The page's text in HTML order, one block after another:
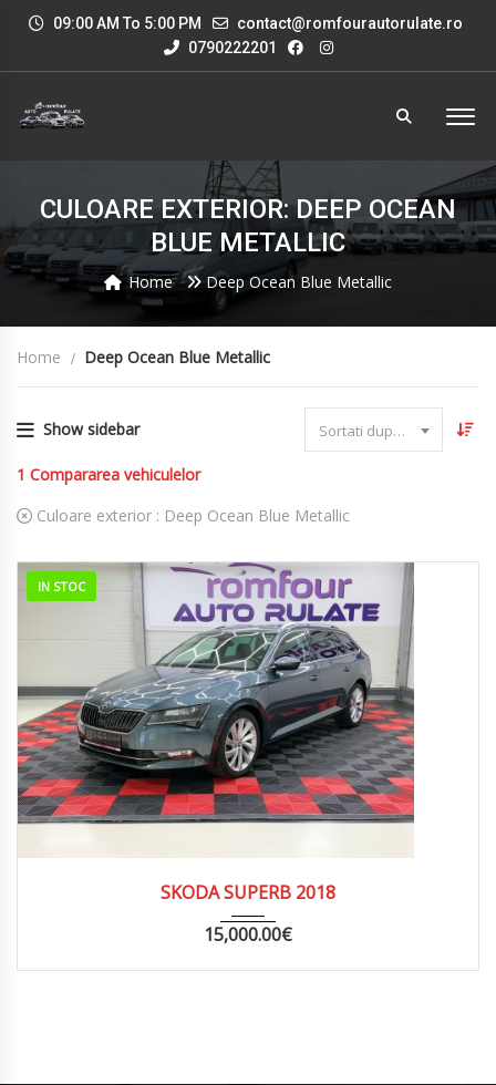
09:00 AM To 5:00 PM
contact@romfourautorulate.ro
0790222201
CULOARE EXTERIOR: DEEP OCEAN
BLUE METALLIC
Home Deep Ocean Blue Metallic
Home Deep Ocean Blue Metallic
Show sidebar Sortati dupa data
1 Compararea vehiculelor
Culoare exterior : Deep Ocean Blue Metallic
IN STOC
SKODA SUPERB 2018
15,000.00€